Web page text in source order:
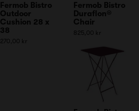
Fermob Bistro
Outdoor
Cushion 28 x
38
270,00 kr
Fermob Bistro
Duraflon®
Chair
825,00 kr